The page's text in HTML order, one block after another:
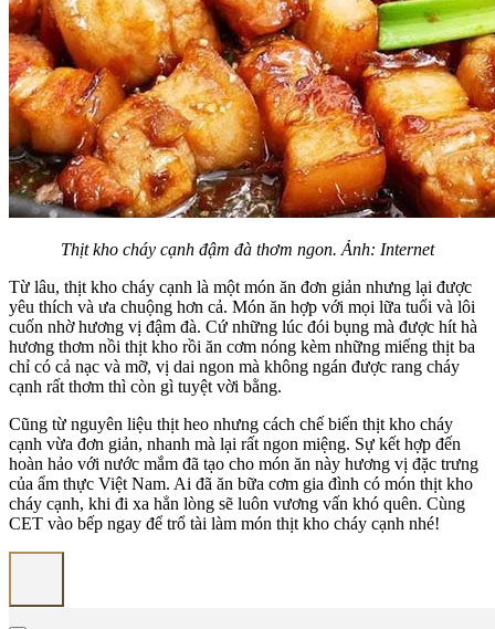
Thịt kho cháy cạnh đậm đà thơm ngon. Ảnh: Internet
Từ lâu, thịt kho cháy cạnh là một món ăn đơn giản nhưng lại được
yêu thích và ưa chuộng hơn cả. Món ăn hợp với mọi lữa tuổi và lôi
cuốn nhờ hương vị đậm đà. Cứ những lúc đói bụng mà được hít hà
hương thơm nồi thịt kho rồi ăn cơm nóng kèm những miếng thịt ba
chỉ có cả nạc và mỡ, vị dai ngon mà không ngán được rang cháy
cạnh rất thơm thì còn gì tuyệt vời bằng.
Cũng từ nguyên liệu thịt heo nhưng cách chế biến thịt kho cháy
cạnh vừa đơn giản, nhanh mà lại rất ngon miệng. Sự kết hợp đến
hoàn hảo với nước mắm đã tạo cho món ăn này hương vị đặc trưng
của ẩm thực Việt Nam. Ai đã ăn bữa cơm gia đình có món thịt kho
cháy cạnh, khi đi xa hẳn lòng sẽ luôn vương vấn khó quên. Cùng
CET vào bếp ngay để trổ tài làm món thịt kho cháy cạnh nhé!